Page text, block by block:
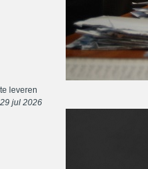
te leveren
29 jul 2026